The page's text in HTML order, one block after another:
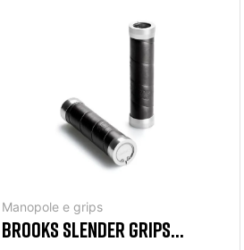
Manopole e grips
BROOKS SLENDER GRIPS